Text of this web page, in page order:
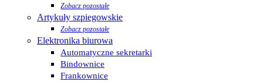
Zobacz pozostałe
Artykuły szpiegowskie
Zobacz pozostałe
Elektronika biurowa
Automatyczne sekretarki
Bindownice
Frankownice